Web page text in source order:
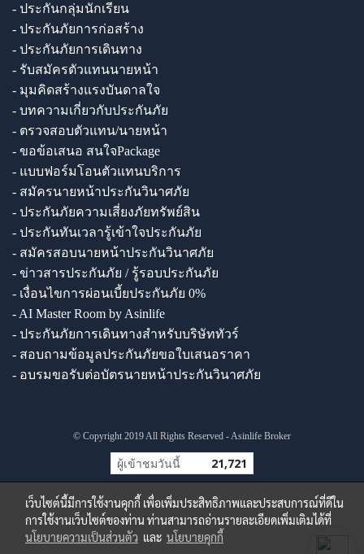
- ประกันกลุ่มนักเรียน
- ประกันภัยการก่อสร้าง
- ประกันภัยการเดินทาง
- รับสมัครตัวแทนนายหน้า
- มุมคิดสร้างแรงบันดาลใจ
- บทความเกี่ยวกับประกันภัย
- ตรวจสอบตัวแทน/นายหน้า
- ขอข้อเสนอ สนใจPackage
- แบบฟอร์มโอนตัวแทนบริการ
- สมัครนายหน้าประกันวินาศภัย
- ประกันภัยความเสี่ยงภัยทรัพย์สิน
- ประกันทันเวลารู้เข้าใจประกันภัย
- สมัครสอบนายหน้าประกันวินาศภัย
- ข่าวสารประกันภัย / รู้รอบประกันภัย
- เงื่อนไขการผ่อนเบี้ยประกันภัย 0%
- AI Master Room by Asinlife
- ประกันภัยการเดินทางสำหรับบริษัททัวร์
- สอบถามข้อมูลประกันภัยขอใบเสนอราคา
- อบรมขอรับต่อบัตรนายหน้าประกันวินาศภัย
© Copyright 2019 All Rights Reserved - Asinlife Broker
ผู้เข้าชมวันนี้ 21,721
เว็บไซต์นี้มีการใช้งานคุกกี้ เพื่อเพิ่มประสิทธิภาพและประสบการณ์ที่ดีใน
การใช้งานเว็บไซต์ของท่าน ท่านสามารถอ่านรายละเอียดเพิ่มเติมได้ที่
นโยบายความเป็นส่วนตัว และ นโยบายคุกกี้